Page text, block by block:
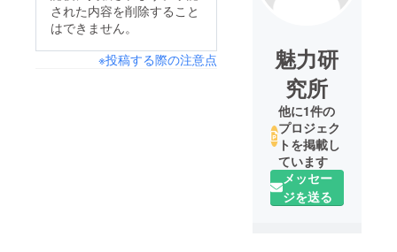
された内容を削除すること
はできません。
※投稿する際の注意点
魅力研
究所
他に1件の
プロジェク
トを掲載し
ています
メッセー
ジを送る